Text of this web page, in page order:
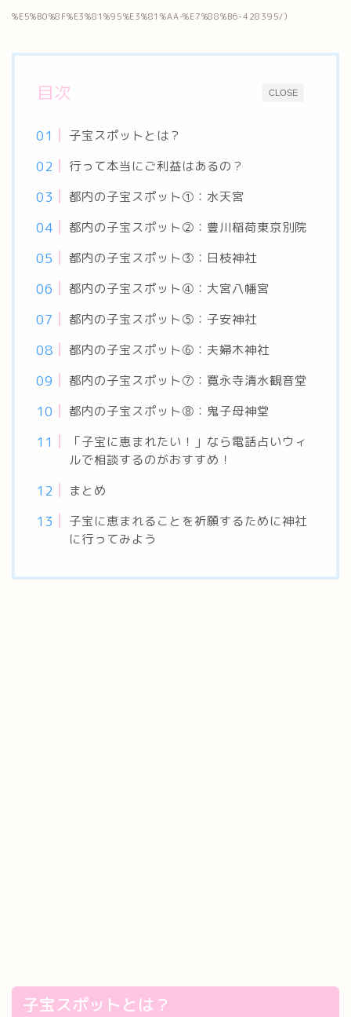
%E5%B0%8F%E3%81%95%E3%81%AA-%E7%88%B6-428395/）
CLOSE
目次
子宝スポットとは？
行って本当にご利益はあるの？
都内の子宝スポット①：水天宮
都内の子宝スポット②：豊川稲荷東京別院
都内の子宝スポット③：日枝神社
都内の子宝スポット④：大宮八幡宮
都内の子宝スポット⑤：子安神社
都内の子宝スポット⑥：夫婦木神社
都内の子宝スポット⑦：寛永寺清水観音堂
都内の子宝スポット⑧：鬼子母神堂
「子宝に恵まれたい！」なら電話占いウィ
ルで相談するのがおすすめ！
まとめ
子宝に恵まれることを祈願するために神社
に行ってみよう
子宝スポットとは？